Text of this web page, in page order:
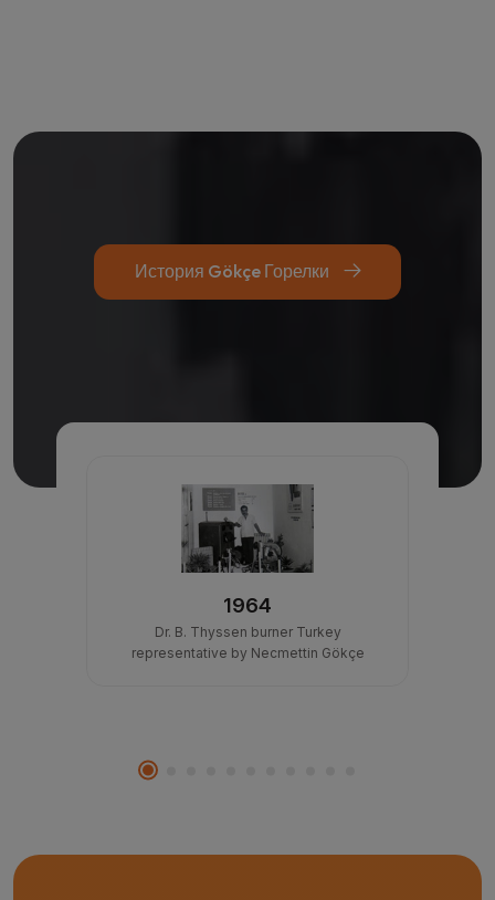
История Gökçe Горелки
1964
Dr. B. Thyssen burner Turkey
representative by Necmettin Gökçe